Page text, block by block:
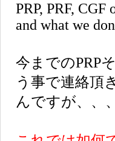
PRP, PRF,
and what we
今までのPRP
う事で連絡頂
んですが、、、